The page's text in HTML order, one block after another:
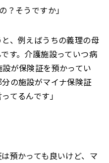
？そうですか」
と、例えばうちの義理の母
す。介護施設っていつ病
が保険証を預かってい
の施設がマイナ保険証
てるんです」
は預かっても良いけど、マ